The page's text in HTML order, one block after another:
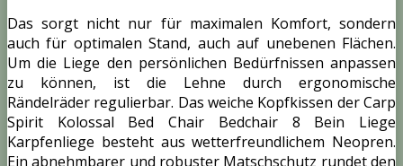
Das sorgt nicht nur für maximalen Komfort, sondern
auch für optimalen Stand, auch auf unebenen Flächen.
Um die Liege den persönlichen Bedürfnissen anpassen
zu können, ist die Lehne durch ergonomische
Rändelräder regulierbar. Das weiche Kopfkissen der Carp
Spirit Kolossal Bed Chair Bedchair 8 Bein Liege
Karpfenliege besteht aus wetterfreundlichem Neopren.
Ein abnehmbarer und robuster Matschschutz rundet den